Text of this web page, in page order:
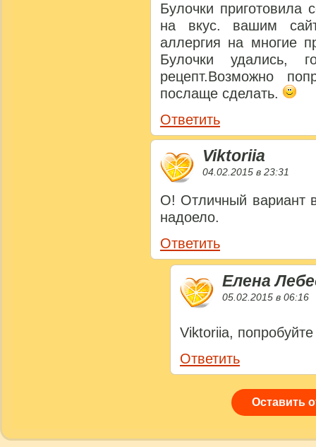
Булочки приготовила
на вкус. вашим
аллергия на многие
Булочки удались,
рецепт.Возможно
послаще сделать.
Ответить
Viktoriia
04.02.2015 в 23:31
О! Отличный вариант
надоело.
Ответить
Елена
05.02.2015 в 06:16
Viktoriia,
Ответить
Оставить